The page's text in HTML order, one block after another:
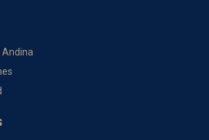
Andina